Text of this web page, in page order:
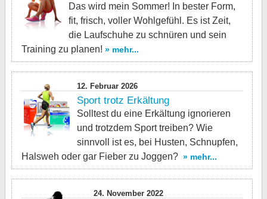
Das wird mein Sommer! In bester Form,
fit, frisch, voller Wohlgefühl. Es ist Zeit,
die Laufschuhe zu schnüren und sein
Training zu planen! » mehr...
12. Februar 2026
Sport trotz Erkältung
Solltest du eine Erkältung ignorieren
und trotzdem Sport treiben? Wie
sinnvoll ist es, bei Husten, Schnupfen,
Halsweh oder gar Fieber zu Joggen? » mehr...
24. November 2022